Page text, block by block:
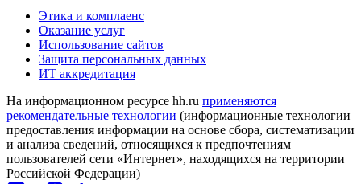
Этика и комплаенс
Оказание услуг
Использование сайтов
Защита персональных данных
ИТ аккредитация
На информационном ресурсе hh.ru применяются
рекомендательные технологии (информационные технологии
предоставления информации на основе сбора, систематизации
и анализа сведений, относящихся к предпочтениям
пользователей сети «Интернет», находящихся на территории
Российской Федерации)